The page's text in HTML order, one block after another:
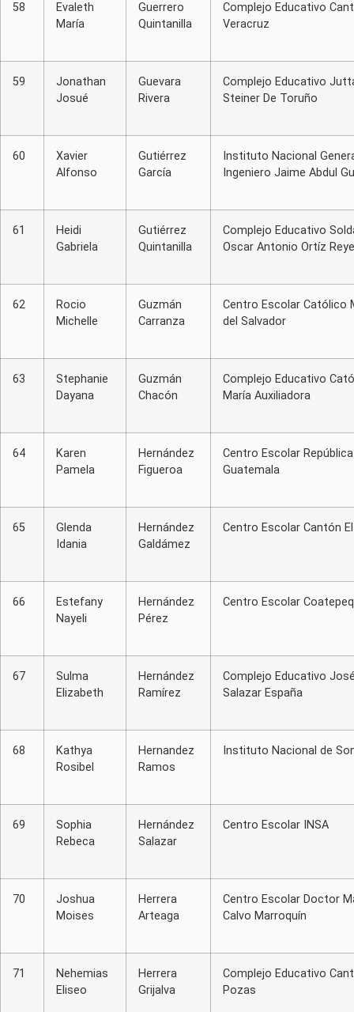
58
Evaleth
María
Guerrero
Quintanilla
Complejo Educativo
Veracruz
59
Jonathan
Josué
Guevara
Rivera
Complejo Educativo
Steiner De Toruño
60
Xavier
Alfonso
Gutiérrez
García
Instituto Nacional
Ingeniero Jaime Abdul
61
Heidi
Gabriela
Gutiérrez
Quintanilla
Complejo Educativo
Oscar Antonio Ortíz
62
Rocio
Michelle
Guzmán
Carranza
Centro Escolar Católico
del Salvador
63
Stephanie
Dayana
Guzmán
Chacón
Complejo Educativo
María Auxiliadora
64
Karen
Pamela
Hernández
Figueroa
Centro Escolar
Guatemala
65
Glenda
Idania
Hernández
Galdámez
Centro Escolar Cantón
66
Estefany
Nayeli
Hernández
Pérez
Centro Escolar
67
Sulma
Elizabeth
Hernández
Ramírez
Complejo Educativo
Salazar España
68
Kathya
Rosibel
Hernandez
Ramos
Instituto Nacional de
69
Sophia
Rebeca
Hernández
Salazar
Centro Escolar INSA
70
Joshua
Moises
Herrera
Arteaga
Centro Escolar Doctor
Calvo Marroquín
71
Nehemias
Eliseo
Herrera
Grijalva
Complejo Educativo
Pozas